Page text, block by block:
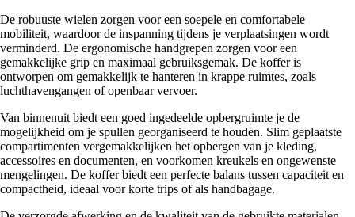
De robuuste wielen zorgen voor een soepele en comfortabele
mobiliteit, waardoor de inspanning tijdens je verplaatsingen wordt
verminderd. De ergonomische handgrepen zorgen voor een
gemakkelijke grip en maximaal gebruiksgemak. De koffer is
ontworpen om gemakkelijk te hanteren in krappe ruimtes, zoals
luchthavengangen of openbaar vervoer.
Van binnenuit biedt een goed ingedeelde opbergruimte je de
mogelijkheid om je spullen georganiseerd te houden. Slim geplaatste
compartimenten vergemakkelijken het opbergen van je kleding,
accessoires en documenten, en voorkomen kreukels en ongewenste
mengelingen. De koffer biedt een perfecte balans tussen capaciteit en
compactheid, ideaal voor korte trips of als handbagage.